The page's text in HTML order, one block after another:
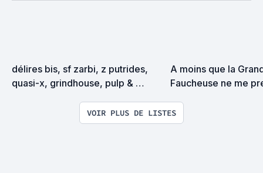
délires bis, sf zarbi, z putrides,
quasi-x, grindhouse, pulp &
A moins que la
Faucheuse ne me
VOIR PLUS DE LISTES